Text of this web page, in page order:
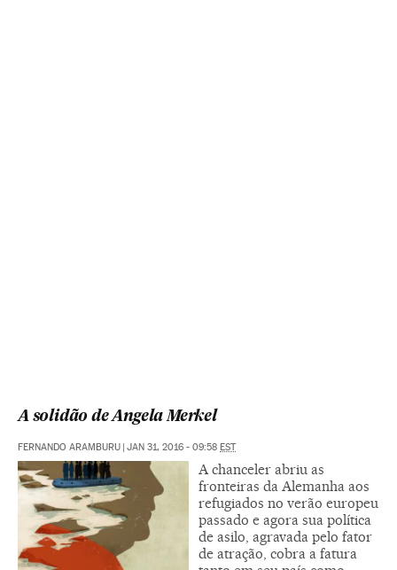
A solidão de Angela Merkel
FERNANDO ARAMBURU | JAN 31, 2016 - 09:58 EST
A chanceler abriu as
fronteiras da Alemanha aos
refugiados no verão europeu
passado e agora sua política
de asilo, agravada pelo fator
de atração, cobra a fatura